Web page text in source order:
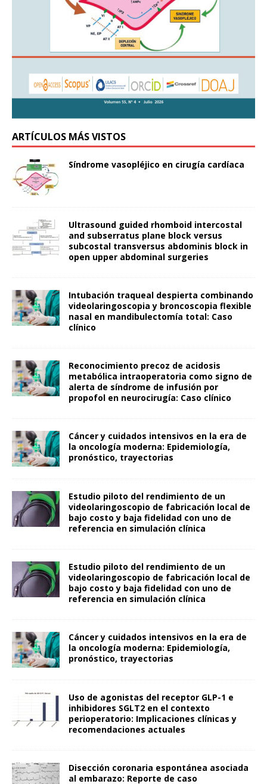
ARTÍCULOS MÁS VISTOS
Síndrome vasopléjico en cirugía cardíaca
Ultrasound guided rhomboid intercostal
and subserratus plane block versus
subcostal transversus abdominis block in
open upper abdominal surgeries
Intubación traqueal despierta combinando
videolaringoscopia y broncoscopia flexible
nasal en mandibulectomía total: Caso
clínico
Reconocimiento precoz de acidosis
metabólica intraoperatoria como signo de
alerta de síndrome de infusión por
propofol en neurocirugía: Caso clínico
Cáncer y cuidados intensivos en la era de
la oncología moderna: Epidemiología,
pronóstico, trayectorias
Estudio piloto del rendimiento de un
videolaringoscopio de fabricación local de
bajo costo y baja fidelidad con uno de
referencia en simulación clínica
Estudio piloto del rendimiento de un
videolaringoscopio de fabricación local de
bajo costo y baja fidelidad con uno de
referencia en simulación clínica
Cáncer y cuidados intensivos en la era de
la oncología moderna: Epidemiología,
pronóstico, trayectorias
Uso de agonistas del receptor GLP-1 e
inhibidores SGLT2 en el contexto
perioperatorio: Implicaciones clínicas y
recomendaciones actuales
Disección coronaria espontánea asociada
al embarazo: Reporte de caso